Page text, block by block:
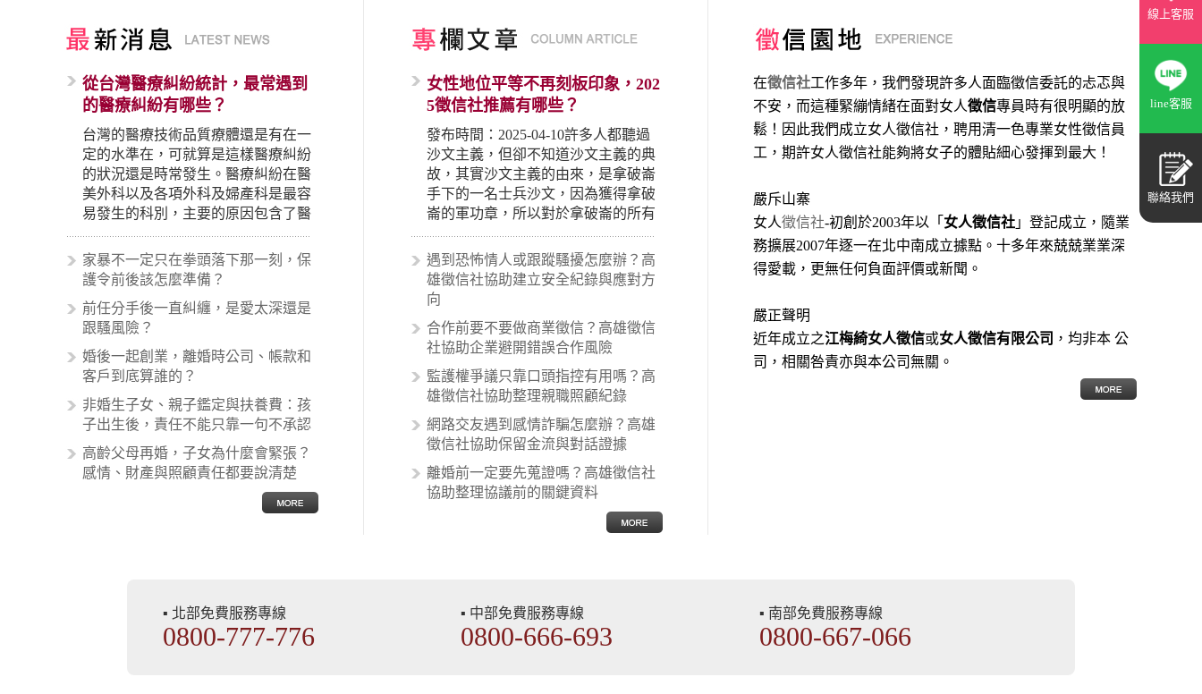
線上客服
line客服
聯絡我們
從台灣醫療糾紛統計，最常遇到
的醫療糾紛有哪些？
台灣的醫療技術品質療體還是有在一
定的水準在，可就算是這樣醫療糾紛
的狀況還是時常發生。醫療糾紛在醫
美外科以及各項外科及婦產科是最容
易發生的科別，主要的原因包含了醫
生未盡告知義務、醫療處置疏失、手
術疏失、術後照顧失當、醫療費用的
收取。雖然醫學進步，但醫生與病患
案例中最後都走向訴訟流程，我們如
果不幸遇到相關醫療糾紛時究竟該怎
麼處理呢？醫療糾紛相關的內容其實
非常多，有些案例…
家暴不一定只在拳頭落下那一刻，保
護令前後該怎麼準備？
前任分手後一直糾纏，是愛太深還是
跟騷風險？
婚後一起創業，離婚時公司、帳款和
客戶到底算誰的？
非婚生子女、親子鑑定與扶養費：孩
子出生後，責任不能只靠一句不承認
高齡父母再婚，子女為什麼會緊張？
感情、財產與照顧責任都要說清楚
女性地位平等不再刻板印象，202
5徵信社推薦有哪些？
發布時間：2025-04-10許多人都聽過
沙文主義，但卻不知道沙文主義的典
故，其實沙文主義的由來，是拿破崙
手下的一名士兵沙文，因為獲得拿破
崙的軍功章，所以對於拿破崙的所有
事蹟和政策產生狂熱崇拜，形成偏執
的狀況，所以沙文主義後來就被拿來
暗指偏見和歧視，而且有沙文主義傾
向的人，通常對於自己的國家和民族
國家的人，所以沙文主義也廣泛應用
在種族歧視的說法，甚至還出現了男
性沙文…
遇到恐怖情人或跟蹤騷擾怎麼辦？高
雄徵信社協助建立安全紀錄與應對方
向
合作前要不要做商業徵信？高雄徵信
社協助企業避開錯誤合作風險
監護權爭議只靠口頭指控有用嗎？高
雄徵信社協助整理親職照顧紀錄
網路交友遇到感情詐騙怎麼辦？高雄
徵信社協助保留金流與對話證據
離婚前一定要先蒐證嗎？高雄徵信社
協助整理協議前的關鍵資料
在徵信社工作多年，我們發現許多人面臨徵信委託的忐忑與
不安，而這種緊繃情緒在面對女人徵信專員時有很明顯的放
鬆！因此我們成立女人徵信社，聘用清一色專業女性徵信員
工，期許女人徵信社能夠將女子的體貼細心發揮到最大 ！
嚴斥山寨
女人徵信社-初創於2003年以「 女人徵信社 」登記成立，隨業
務擴展2007年逐一在北中南成立據點。十多年來兢兢業業深
得愛載，更無任何負面評價或新聞。
嚴正聲明
近年成立之江梅綺女人徵信或女人徵信有限公司 ，均非本 公
司，相關咎責亦與本公司無關。
▪ 北部免費服務專線
0800-777-776
▪ 中部免費服務專線
0800-666-693
▪ 南部免費服務專線
0800-667-066